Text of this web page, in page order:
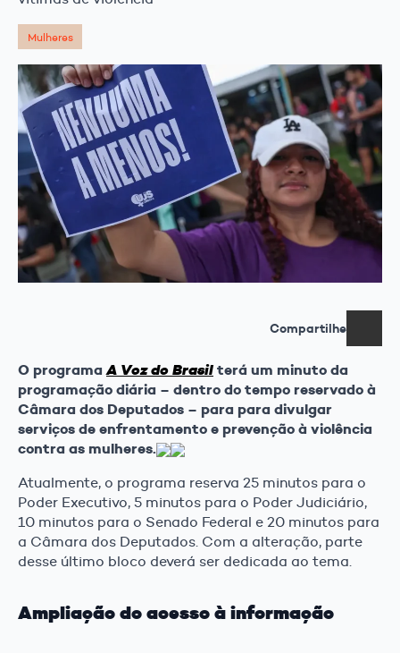
Mulheres
Compartilhe
O programaA Voz do Brasil terá um minuto da
programação diária – dentro do tempo reservado à
Câmara dos Deputados – para para divulgar
serviços de enfrentamento e prevenção à violência
contra as mulheres.
Atualmente, o programa reserva 25 minutos para o
Poder Executivo, 5 minutos para o Poder Judiciário,
10 minutos para o Senado Federal e 20 minutos para
a Câmara dos Deputados. Com a alteração, parte
desse último bloco deverá ser dedicada ao tema.
Ampliação do acesso à informação